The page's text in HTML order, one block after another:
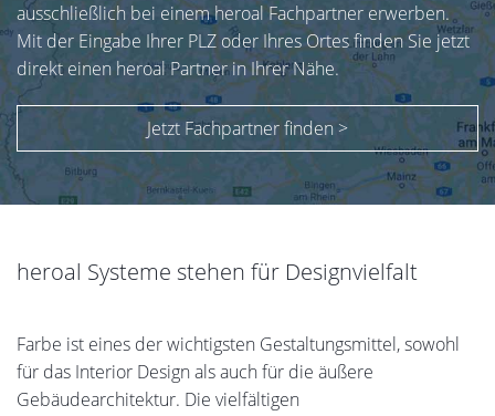
ausschließlich bei einem heroal Fachpartner erwerben.
Mit der Eingabe Ihrer PLZ oder Ihres Ortes finden Sie jetzt
direkt einen heroal Partner in Ihrer Nähe.
Jetzt Fachpartner finden >
heroal Systeme stehen für Designvielfalt
Farbe ist eines der wichtigsten Gestaltungsmittel, sowohl
für das Interior Design als auch für die äußere
Gebäudearchitektur. Die vielfältigen